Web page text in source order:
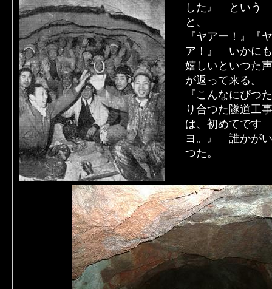
した』 という
と、
『ヤアー！』『ヤ
ア！』 いかにも
嬉しいといつた声
が返って来る。
『こんなにぴつた
り合つた隧道工事
は、初めてです
ヨ。』 誰かがい
つた。